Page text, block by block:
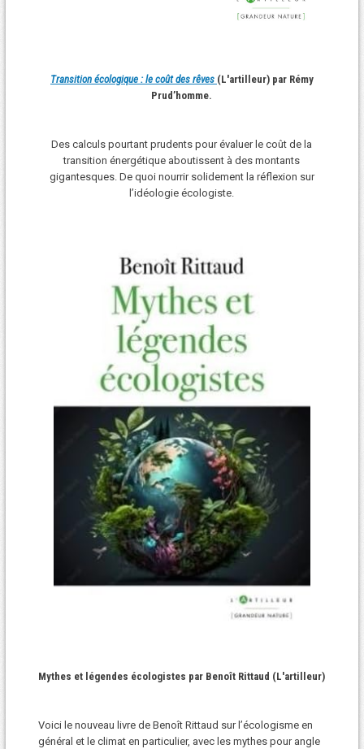
Transition écologique : le coût des rêves (L'artilleur) par Rémy
Prud’homme.
Des calculs pourtant prudents pour évaluer le coût de la
transition énergétique aboutissent à des montants
gigantesques. De quoi nourrir solidement la réflexion sur
l’idéologie écologiste.
Mythes et légendes écologistes par Benoît Rittaud (L'artilleur)
Voici le nouveau livre de Benoît Rittaud sur l’écologisme en
général et le climat en particulier, avec les mythes pour angle